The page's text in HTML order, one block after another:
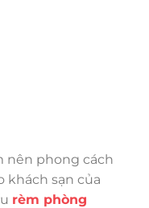
nên phong cách
khách sạn của
rèm phòng